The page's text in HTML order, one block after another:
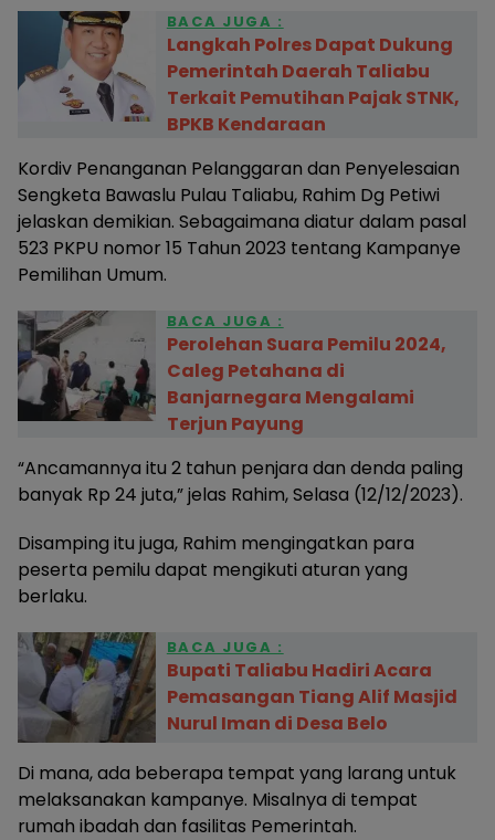
BACA JUGA :
Langkah Polres Dapat Dukung
Pemerintah Daerah Taliabu
Terkait Pemutihan Pajak STNK,
BPKB Kendaraan
Kordiv Penanganan Pelanggaran dan Penyelesaian
Sengketa Bawaslu Pulau Taliabu, Rahim Dg Petiwi
jelaskan demikian. Sebagaimana diatur dalam pasal
523 PKPU nomor 15 Tahun 2023 tentang Kampanye
Pemilihan Umum.
BACA JUGA :
Perolehan Suara Pemilu 2024,
Caleg Petahana di
Banjarnegara Mengalami
Terjun Payung
“Ancamannya itu 2 tahun penjara dan denda paling
banyak Rp 24 juta,” jelas Rahim, Selasa (12/12/2023).
Disamping itu juga, Rahim mengingatkan para
peserta pemilu dapat mengikuti aturan yang
berlaku.
BACA JUGA :
Bupati Taliabu Hadiri Acara
Pemasangan Tiang Alif Masjid
Nurul Iman di Desa Belo
Di mana, ada beberapa tempat yang larang untuk
melaksanakan kampanye. Misalnya di tempat
rumah ibadah dan fasilitas Pemerintah.